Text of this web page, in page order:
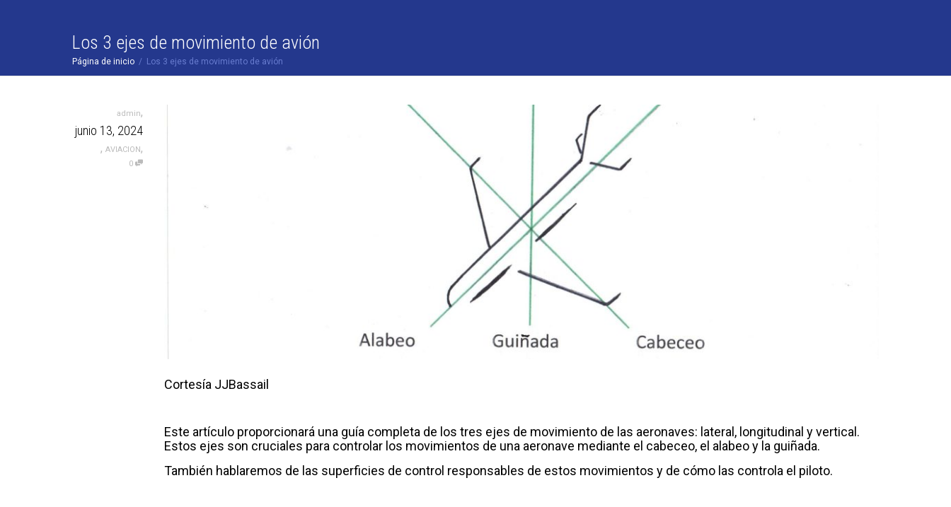
Los 3 ejes de movimiento de avión
Página de inicio Los 3 ejes de movimiento de avión
admin,
junio 13, 2024
, AVIACION,
0
Cortesía JJBassail
Este artículo proporcionará una guía completa de los tres ejes de movimiento de las aeronaves: lateral, longitudinal y vertical.
Estos ejes son cruciales para controlar los movimientos de una aeronave mediante el cabeceo, el alabeo y la guiñada.
También hablaremos de las superficies de control responsables de estos movimientos y de cómo las controla el piloto.